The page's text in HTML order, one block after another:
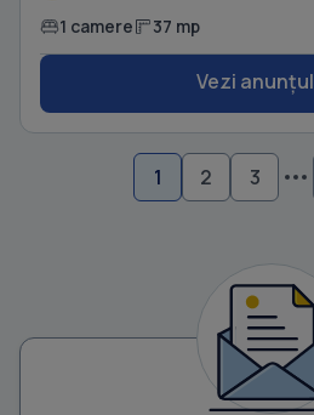
1 camere 37 mp
Vezi anunțul
1 2 3